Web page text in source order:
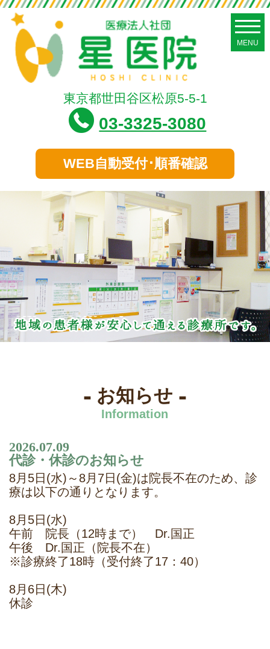
東京都世田谷区松原5-5-1
03-3325-3080
WEB自動受付･順番確認
- お知らせ -
Information
2026.07.09
代診・休診のお知らせ
8月5日(水)～8月7日(金)は院長不在のため、診
療は以下の通りとなります。
8月5日(水)
午前 院長（12時まで） Dr.国正
午後 Dr.国正（院長不在）
※診療終了18時（受付終了17：40）
8月6日(木)
休診